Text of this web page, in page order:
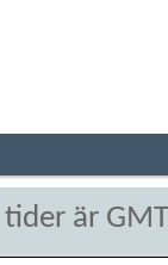
är